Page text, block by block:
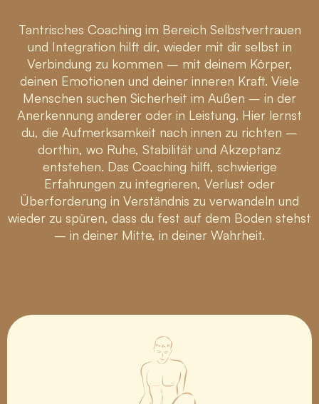
Tantrisches Coaching im Bereich Selbstvertrauen
und Integration hilft dir, wieder mit dir selbst in
Verbindung zu kommen – mit deinem Körper,
deinen Emotionen und deiner inneren Kraft. Viele
Menschen suchen Sicherheit im Außen – in der
Anerkennung anderer oder in Leistung. Hier lernst
du, die Aufmerksamkeit nach innen zu richten –
dorthin, wo Ruhe, Stabilität und Akzeptanz
entstehen. Das Coaching hilft, schwierige
Erfahrungen zu integrieren, Verlust oder
Überforderung in Verständnis zu verwandeln und
wieder zu spüren, dass du fest auf dem Boden stehst
– in deiner Mitte, in deiner Wahrheit.